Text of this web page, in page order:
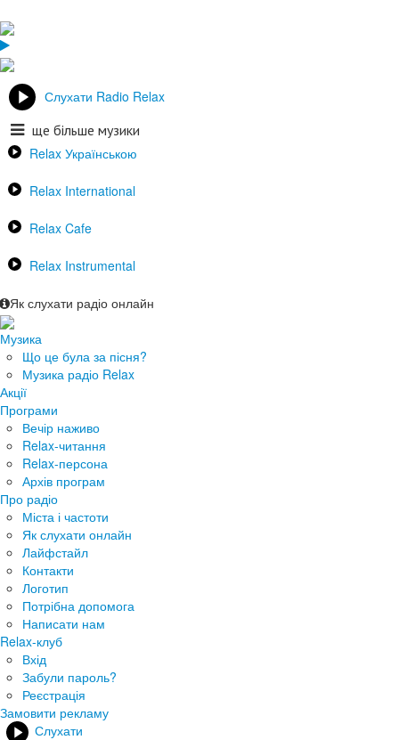
Слухати Radio Relax
ще більше музики
Relax Українською
Relax International
Relax Cafe
Relax Instrumental
Як слухати радіо онлайн
Музика
Що це була за пісня?
Музика радіо Relax
Акції
Програми
Вечір наживо
Relax-читання
Relax-персона
Архів програм
Про радіо
Міста і частоти
Як слухати онлайн
Лайфстайл
Контакти
Логотип
Потрібна допомога
Написати нам
Relax-клуб
Вхід
Забули пароль?
Реєстрація
Замовити рекламу
Слухати